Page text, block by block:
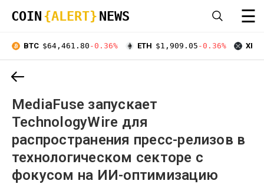
COIN {ALERT} NEWS ☰
BTC $64,461.80 -0.36% ETH $1,909.05 -0.36% XRP
MediaFuse запускает
TechnologyWire для
распространения пресс-релизов в
технологическом секторе с
фокусом на ИИ-оптимизацию